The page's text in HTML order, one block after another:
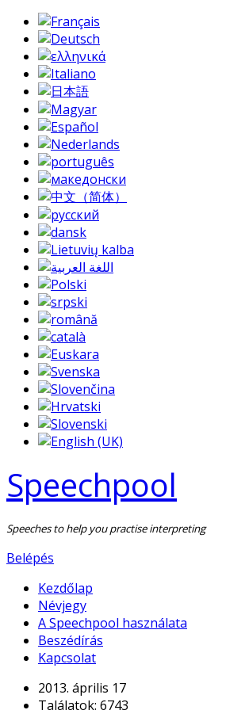
Speechpool
Speeches to help you practise interpreting
Belépés
Kezdőlap
Névjegy
A Speechpool használata
Beszédírás
Kapcsolat
2013. április 17
Találatok: 6743